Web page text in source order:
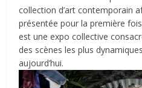
collection d’art contemporain
présentée pour la première
est une expo collective
des scènes les plus
aujourd’hui.